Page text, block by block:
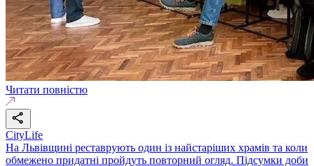
Читати повністю
CityLife
На Львівщині реставрують один із найстаріших храмів та коли
обмежено придатні пройдуть повторний огляд. Підсумки доби